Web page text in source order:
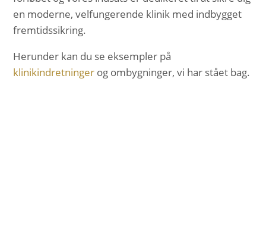
en moderne, velfungerende klinik med indbygget
fremtidssikring.
Herunder kan du se eksempler på
klinikindretninger og ombygninger, vi har stået bag.